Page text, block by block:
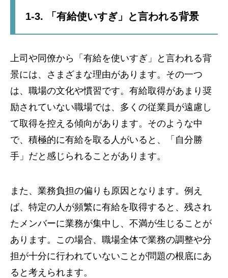
1-3. 「有給使いすぎ」と言われる背景
上司や同僚から「有給を使いすぎ」と言われる背
景には、さまざまな理由があります。その一つ
は、職場の文化や慣習です。有給取得があまり奨
励されていない職場では、多くの従業員が遠慮し
て取得を控える傾向があります。そのような中
で、積極的に有給を取る人がいると、「自分勝
手」だと感じられることがあります。
また、業務負担の偏りも原因となります。例え
ば、特定の人が頻繁に有給を取得すると、残され
たメンバーに業務が集中し、不満が生じることが
あります。この場合、職場全体で業務の調整や分
担が十分に行われていないことが問題の根底にあ
ると考えられます。